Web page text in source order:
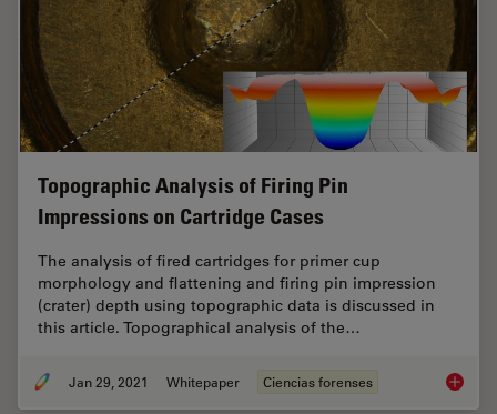
Topographic Analysis of Firing Pin
Impressions on Cartridge Cases
The analysis of fired cartridges for primer cup
morphology and flattening and firing pin impression
(crater) depth using topographic data is discussed in
this article. Topographical analysis of the…
Jan 29, 2021 Whitepaper Ciencias forenses